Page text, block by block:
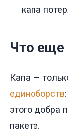
капа
Что еще
Капа —
единоборств
этого добра
пакете.